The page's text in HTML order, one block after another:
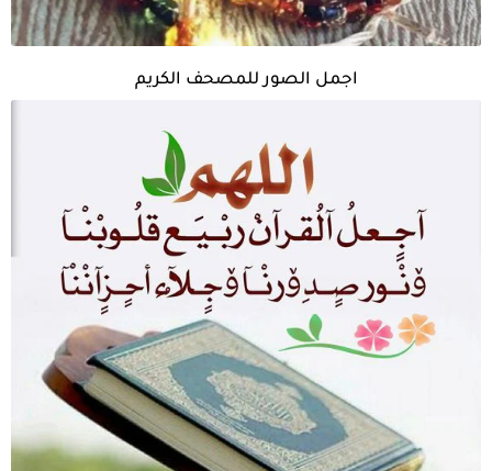
اجمل الصور للمصحف الكريم